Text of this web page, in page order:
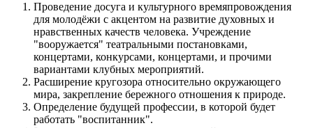
Проведение досуга и культурного времяпровождения
для молодёжи с акцентом на развитие духовных и
нравственных качеств человека. Учреждение
"вооружается" театральными постановками,
концертами, конкурсами, концертами, и прочими
вариантами клубных мероприятий.
Расширение кругозора относительно окружающего
мира, закрепление бережного отношения к природе.
Определение будущей профессии, в которой будет
работать "воспитанник".